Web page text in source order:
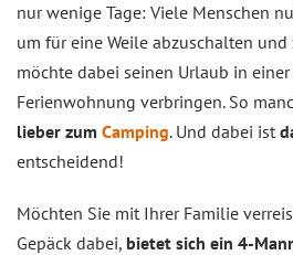
nur wenige Tage: Viele Menschen
um für eine Weile abzuschalten und
möchte dabei seinen Urlaub in
Ferienwohnung verbringen. So
lieber zum Camping. Und dabei ist
entscheidend!
Möchten Sie mit Ihrer Familie
Gepäck dabei, bietet sich ein 4-